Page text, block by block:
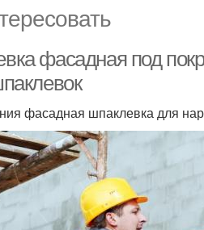
фасадная под
фасадная шпаклевка для